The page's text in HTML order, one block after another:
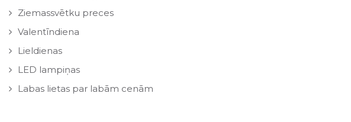
Ziemassvētku preces
Valentīndiena
Lieldienas
LED lampiņas
Labas lietas par labām cenām